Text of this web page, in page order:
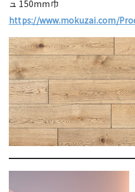
ュ 150mm巾
https://www.mokuzai.com/